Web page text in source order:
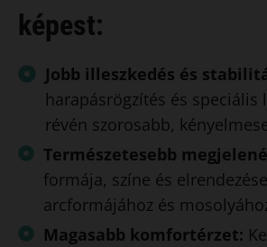
képest:
Jobb illeszkedés és
harapásrögzítés és speciális
révén szorosabb,
Természetesebb
formája, színe és
arcformájához és
Magasabb komfortérzet: